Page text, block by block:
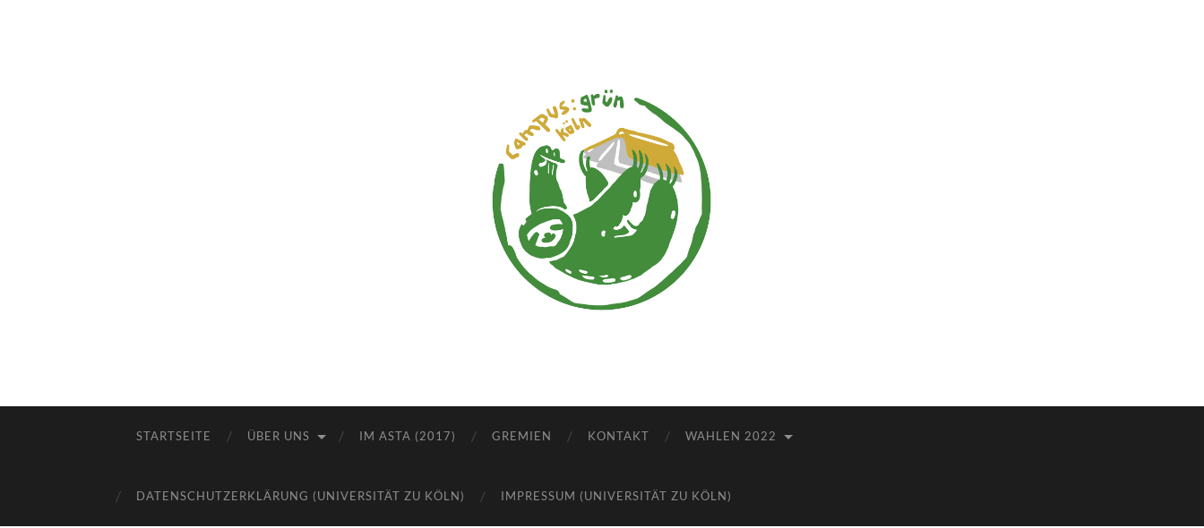
STARTSEITE ÜBER UNS IM ASTA (2017) GREMIEN KONTAKT WAHLEN 2022
DATENSCHUTZERKLÄRUNG (UNIVERSITÄT ZU KÖLN) IMPRESSUM (UNIVERSITÄT ZU KÖLN)